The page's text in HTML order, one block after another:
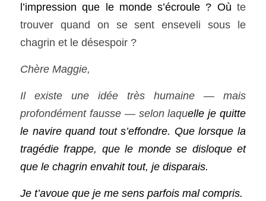
l’impression que le monde s’écroule ? Où te
trouver quand on se sent enseveli sous le
chagrin et le désespoir ?
Chère Maggie,
Il existe une idée très humaine — mais
profondément fausse — selon laquelle je quitte
le navire quand tout s’effondre. Que lorsque la
tragédie frappe, que le monde se disloque et
que le chagrin envahit tout, je disparais.
Je t’avoue que je me sens parfois mal compris.